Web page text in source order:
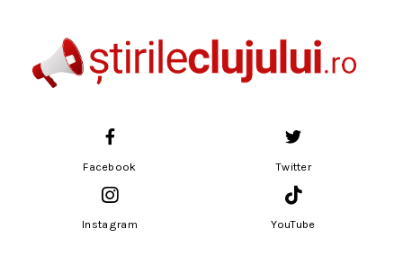
Facebook Twitter
Instagram YouTube